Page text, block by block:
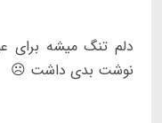
دلم تنگ میشه برای
نوشت بدی داشت ☹️